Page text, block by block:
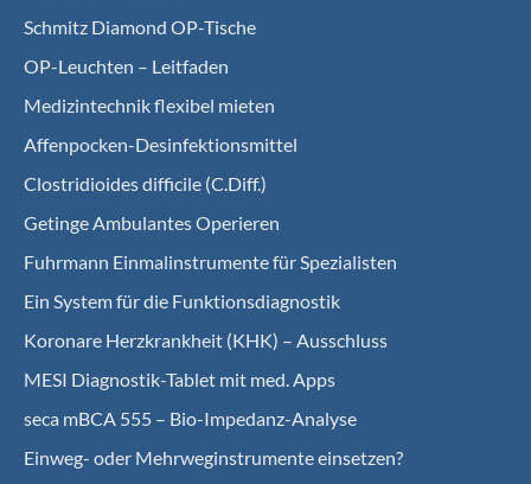
Schmitz Diamond OP-Tische
OP-Leuchten – Leitfaden
Medizintechnik flexibel mieten
Affenpocken-Desinfektionsmittel
Clostridioides difficile (C.Diff.)
Getinge Ambulantes Operieren
Fuhrmann Einmalinstrumente für Spezialisten
Ein System für die Funktionsdiagnostik
Koro­nare Herz­krank­heit (KHK) – Ausschluss
MESI Diagnostik-Tablet mit med. Apps
seca mBCA 555 – Bio-Impedanz-Analyse
Einweg- oder Mehrweginstrumente einsetzen?